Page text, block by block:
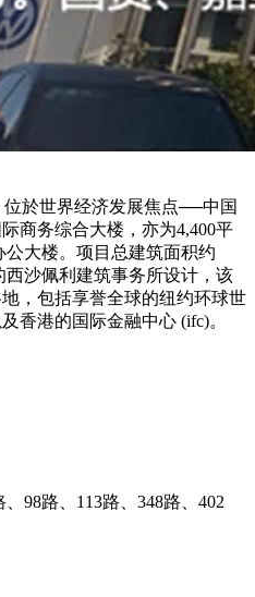
於世界经济发展焦点──中国
商务综合大楼，亦为4,400平
大楼。项目总建筑面积约
西沙佩利建筑事务所设计，该
，包括享誉全球的纽约环球世
香港的国际金融中心 (ifc)。
98路、113路、348路、402